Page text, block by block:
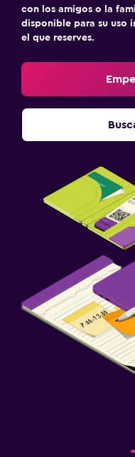
con los amigos o la
disponible para su uso
el que reserves.